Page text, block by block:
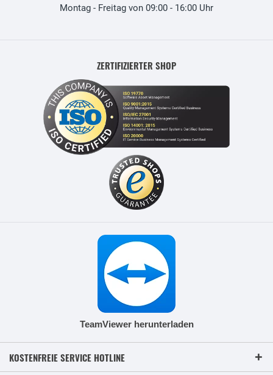
Montag - Freitag von 09:00 - 16:00 Uhr
ZERTIFIZIERTER SHOP
TeamViewer herunterladen
KOSTENFREIE SERVICE HOTLINE